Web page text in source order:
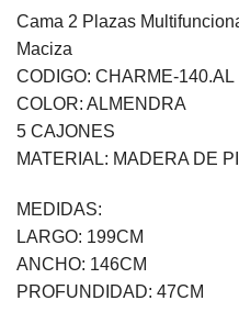
Cama 2 Plazas
Maciza
CODIGO: CHARME-140.AL
COLOR: ALMENDRA
5 CAJONES
MATERIAL: MADERA DE
MEDIDAS:
LARGO: 199CM
ANCHO: 146CM
PROFUNDIDAD: 47CM